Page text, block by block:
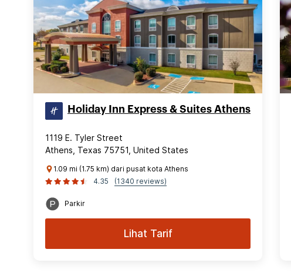
Holiday Inn Express & Suites Athens
1119 E. Tyler Street
Athens, Texas 75751, United States
1.09 mi (1.75 km) dari pusat kota Athens
4.35
(1340 reviews)
Parkir
Lihat Tarif